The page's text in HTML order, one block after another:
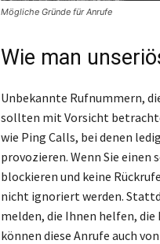
Mögliche Gründe für Anrufe
Wie man
Unbekannte Rufnummern,
sollten mit Vorsicht
wie Ping Calls, bei denen
provozieren. Wenn Sie
blockieren und keine
nicht ignoriert werden.
melden, die Ihnen helfen,
können diese Anrufe auch